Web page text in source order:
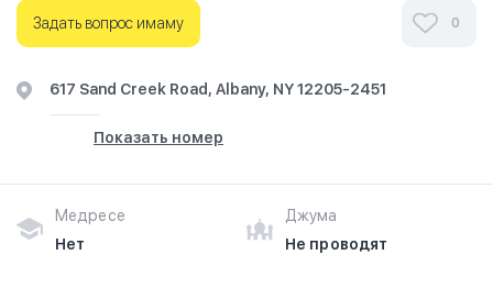
Задать вопрос имаму 0
617 Sand Creek Road, Albany, NY 12205-2451
Показать номер
Медресе
Нет
Джума
Не проводят